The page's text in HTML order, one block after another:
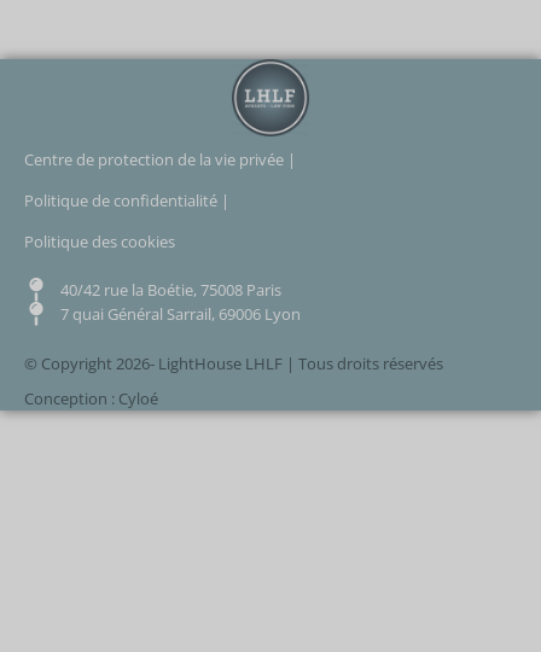
Centre de protection de la vie privée |
Politique de confidentialité |
Politique des cookies
40/42 rue la Boétie, 75008 Paris
7 quai Général Sarrail, 69006 Lyon
© Copyright 2026- LightHouse LHLF | Tous droits réservés
Conception : Cyloé